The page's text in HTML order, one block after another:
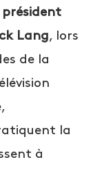
président
Lang, lors
de la
la
à